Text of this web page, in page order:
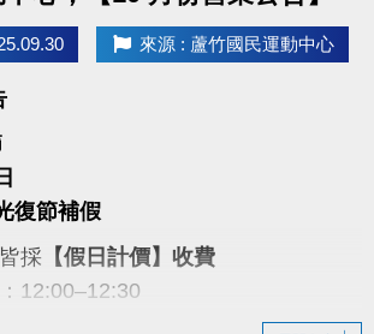
來源 : 蘆竹國民運動中心
復節補假
採 【假日計價】收費
12:00–12:30